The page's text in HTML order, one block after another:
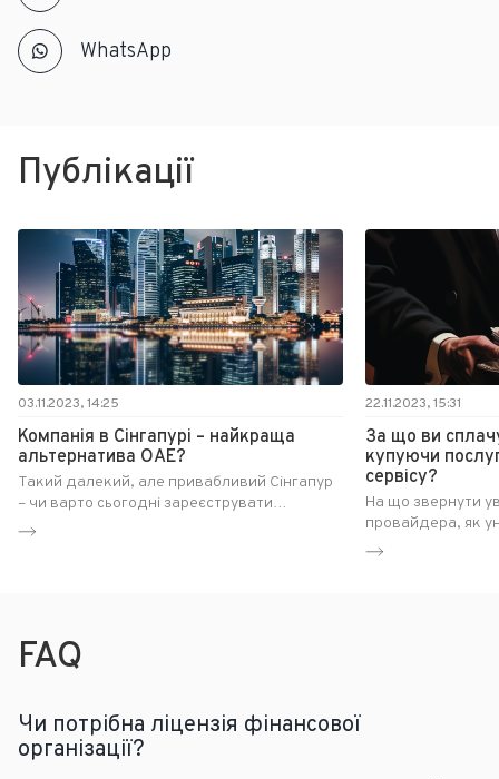
WhatsApp
Публікації
03.11.2023, 14:25
Компанія в Сінгапурі – найкраща
альтернатива ОАЕ?
Такий далекий, але привабливий Сінгапур
– чи варто сьогодні зареєструвати
компанію у цій країні?
22.11.2023, 15:31
За що ви
купуючи
сервісу?
На що звернути
провайдера, як
захистити свій
FAQ
Чи потрібна ліцензія фінансової
організації?